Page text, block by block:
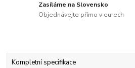
Zasíláme na Slovensko
Objednávejte přímo v eurech
Kompletní specifikace